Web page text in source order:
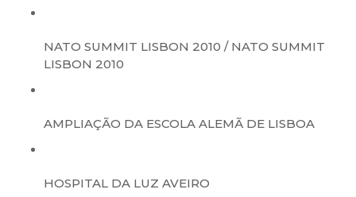
NATO SUMMIT LISBON 2010 / NATO SUMMIT
LISBON 2010
AMPLIAÇÃO DA ESCOLA ALEMÃ DE LISBOA
HOSPITAL DA LUZ AVEIRO